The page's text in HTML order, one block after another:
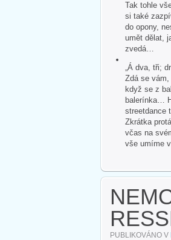
Tak tohle
si také
do opony,
umět dělat,
zvedá…
„Á dva, tři;
Zdá se
když se z
balerínka…
streetdance
Zkrátka
včas na
vše umíme
PUBLIKOVÁNO V